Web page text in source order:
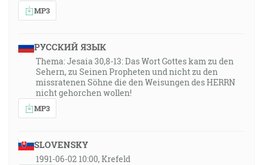
MP3
РУССКИЙ ЯЗЫК
Thema: Jesaia 30,8-13: Das Wort Gottes kam zu den
Sehern, zu Seinen Propheten und nicht zu den
missratenen Söhne die den Weisungen des HERRN
nicht gehorchen wollen!
MP3
SLOVENSKY
1991-06-02 10:00, Krefeld